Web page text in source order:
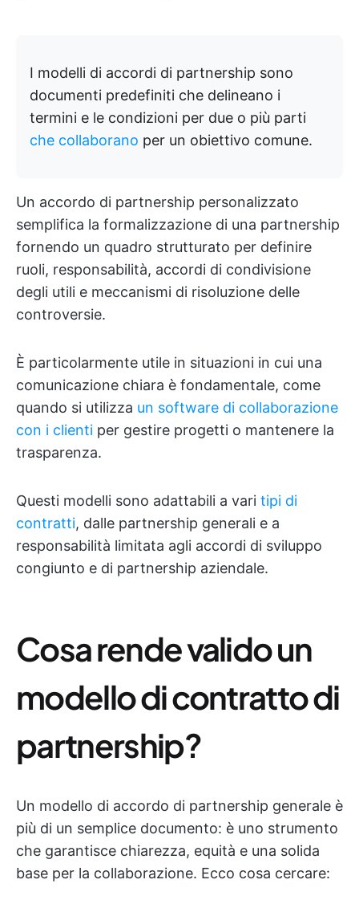
I modelli di accordi di partnership sono
documenti predefiniti che delineano i
termini e le condizioni per due o più parti
che collaborano per un obiettivo comune.
Un accordo di partnership personalizzato
semplifica la formalizzazione di una partnership
fornendo un quadro strutturato per definire
ruoli, responsabilità, accordi di condivisione
degli utili e meccanismi di risoluzione delle
controversie.
È particolarmente utile in situazioni in cui una
comunicazione chiara è fondamentale, come
quando si utilizza un software di collaborazione
con i clienti per gestire progetti o mantenere la
trasparenza.
Questi modelli sono adattabili a vari tipi di
contratti, dalle partnership generali e a
responsabilità limitata agli accordi di sviluppo
congiunto e di partnership aziendale.
Cosa rende valido un
modello di contratto di
partnership?
Un modello di accordo di partnership generale è
più di un semplice documento: è uno strumento
che garantisce chiarezza, equità e una solida
base per la collaborazione. Ecco cosa cercare: